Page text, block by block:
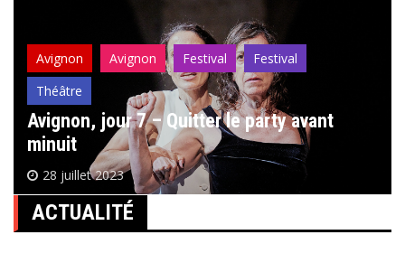
Avignon Avignon Festival
Festival
Théâtre
Avignon, jour 7 – Quitter le party avant
minuit
28 juillet 2023
ACTUALITÉ